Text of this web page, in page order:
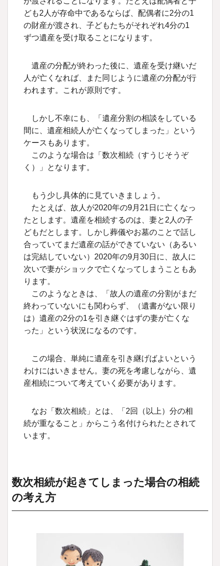
ども2人が存命中であるならば、配偶者に2分の1
の財産が渡され、子どもたちがそれぞれ4分の1
ずつ遺産を受け取ることになります。
遺産の分配が終わった後に、遺産を受け継いだ
人が亡くなれば、また同じように遺産の分配が行
われます。これが原則です。
しかし不幸にも、「遺産分割の相談をしている
間に、遺産相続人が亡くなってしまった」という
ケースもあります。
このような場合は「数次相続（すうじそうぞ
く）」となります。
もう少し具体的に見ていきましょう。
たとえば、故人が2020年の9月21日に亡くなっ
たとします。遺産を相続するのは、妻と2人の子
どもだとします。しかし葬儀やお墓のことで話し
合っていてまだ遺産の話ができていない（あるい
は完結していない）2020年の9月30日に、故人に
次いで妻がショックで亡くなってしまうこともあ
ります。
このようなときは、「故人の遺産の分割がまだ
終わっていないにも関わらず、（遺書がない限り
は）遺産の2分の1を引き継ぐはずの妻が亡くな
った」という状況になるのです。
この場合、単純に遺産を引き継げばよいという
わけにはいきません。妻の死を考慮しながら、遺
産相続について考えていく必要があります。
なお「数次相続」とは、「2回（以上）分の相
続が重なること」からこう名付けられたとされて
います。
数次相続が起きてしまった場合の相続
の考え方